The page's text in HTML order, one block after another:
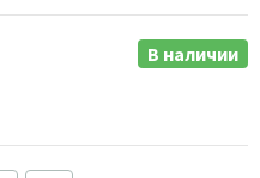
В наличии